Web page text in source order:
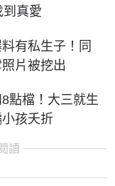
到真愛
有私生子！同
片被挖出
點檔！大三就生
孩夭折
讀